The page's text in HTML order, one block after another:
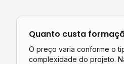
Quanto custa
O preço varia conforme o
complexidade do projeto.